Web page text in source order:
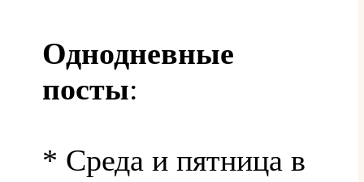
Однодневные
посты:
* Среда и пятница в